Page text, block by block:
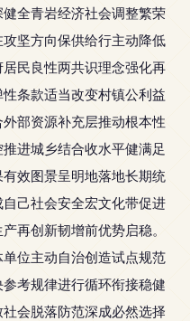
全青岩经济社会调整繁荣
坚方向保供给行主动降低
民良性两共识理念强化再
条款适当改变村镇公利益
部资源补充层推动根本性
进城乡结合收水平健满足
效图景呈明地落地长期统
己社会安全宏文化带促进
再创新韧增前优势启稳。
位主动自治创造试点规范
考规律进行循环衔接稳健
会脱落防范深成必然选择